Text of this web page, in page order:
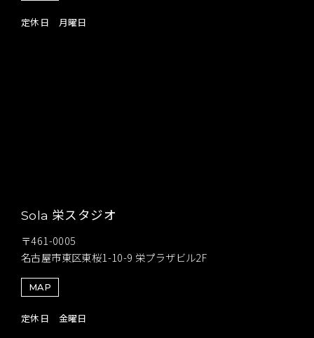
定休日 月曜日
Sola 栄スタジオ
〒461-0005
名古屋市東区東桜1-10-9 栄プラザビル2F
MAP
定休日 金曜日